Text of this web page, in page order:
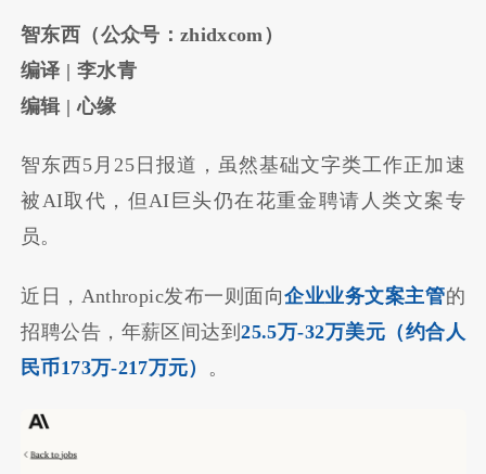
智东西（公众号：zhidxcom）
编译 | 李水青
编辑 | 心缘
智东西5月25日报道，虽然基础文字类工作正加速
被AI取代，但AI巨头仍在花重金聘请人类文案专
员。
近日，Anthropic发布一则面向企业业务文案主管的
招聘公告，年薪区间达到25.5万-32万美元（约合人
民币173万-217万元）
。